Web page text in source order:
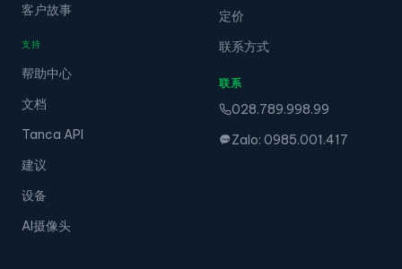
客户故事
支持
帮助中心
文档
Tanca API
建议
设备
AI摄像头
定价
联系方式
联系
028.789.998.99
Zalo: 0985.001.417